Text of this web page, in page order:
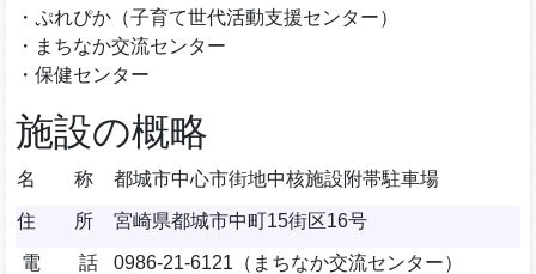
・ぷれぴか（子育て世代活動支援センター）
・まちなか交流センター
・保健センター
施設の概略
名 称 都城市中心市街地中核施設附帯駐車場
住 所 宮崎県都城市中町15街区16号
電 話 0986-21-6121（まちなか交流センター）